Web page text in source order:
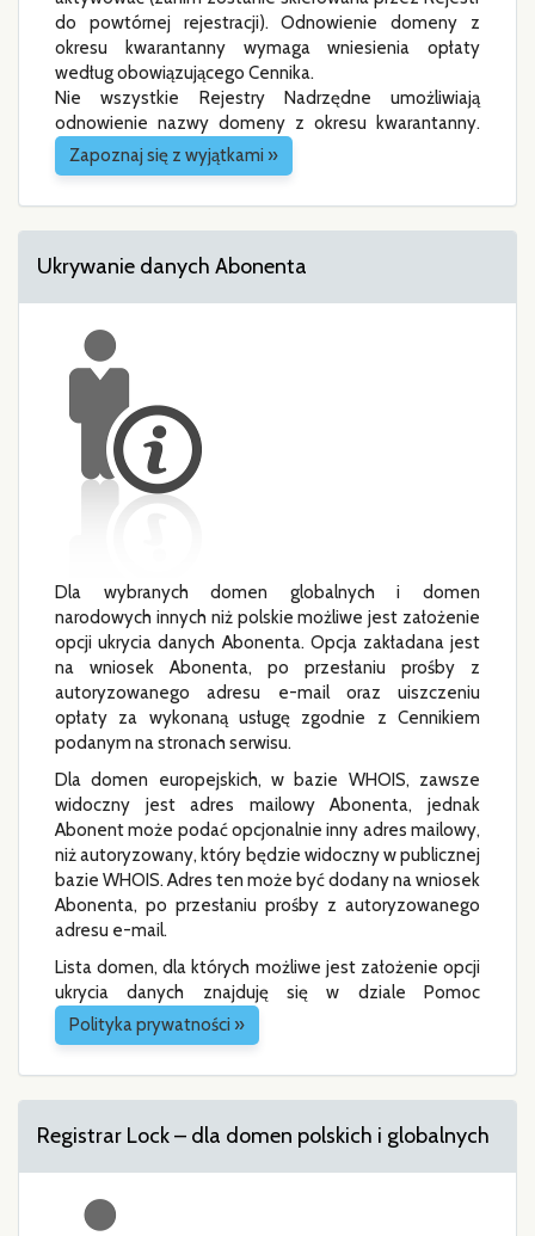
do powtórnej rejestracji). Odnowienie domeny z
okresu kwarantanny wymaga wniesienia opłaty
według obowiązującego Cennika.
Nie wszystkie Rejestry Nadrzędne umożliwiają
odnowienie nazwy domeny z okresu kwarantanny.
Zapoznaj się z wyjątkami »
Ukrywanie danych Abonenta
Dla wybranych domen globalnych i domen
narodowych innych niż polskie możliwe jest założenie
opcji ukrycia danych Abonenta. Opcja zakładana jest
na wniosek Abonenta, po przesłaniu prośby z
autoryzowanego adresu e-mail oraz uiszczeniu
opłaty za wykonaną usługę zgodnie z Cennikiem
podanym na stronach serwisu.
Dla domen europejskich, w bazie WHOIS, zawsze
widoczny jest adres mailowy Abonenta, jednak
Abonent może podać opcjonalnie inny adres mailowy,
niż autoryzowany, który będzie widoczny w publicznej
bazie WHOIS. Adres ten może być dodany na wniosek
Abonenta, po przesłaniu prośby z autoryzowanego
adresu e-mail.
Lista domen, dla których możliwe jest założenie opcji
ukrycia danych znajduję się w dziale Pomoc
Polityka prywatności »
Registrar Lock – dla domen polskich i globalnych